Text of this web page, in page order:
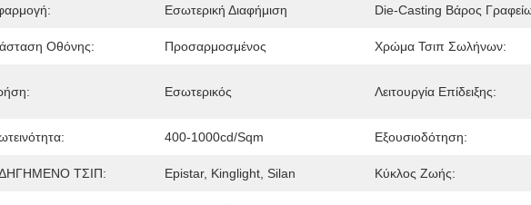
Εσωτερική Διαφήμιση Die-Casting Βάρος
Οθόνης: Προσαρμοσμένος Χρώμα Τσιπ Σωλήνων:
Εσωτερικός Λειτουργία Επίδειξης:
400-1000cd/sqm Εξουσιοδότηση:
ΤΣΙΠ: Epistar, Kinglight, Silan Κύκλος Ζωής: